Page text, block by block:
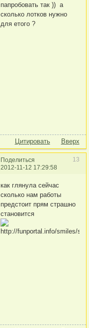
папробовать так )) а
сколько лотков нужно
для етого ?
Цитировать Вверх
Поделиться
13
2012-11-12 17:29:58
как глянула сейчас
сколько нам работы
предстоит прям страшно
становится